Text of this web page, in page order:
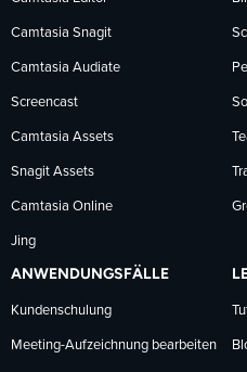
Camtasia Snagit
Camtasia Audiate
Screencast
Camtasia Assets
Snagit Assets
Camtasia Online
Jing
ANWENDUNGSFÄLLE
Kundenschulung
Meeting-Aufzeichnung bearbeiten